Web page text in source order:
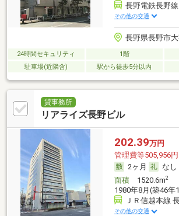
長野電鉄長野
その他の交通
長野県長野市
24時間セキュリティ 1階
駐車場(近隣含)
駅から徒歩5分以内
貸事務所
リアライズ長野ビル
202.39万円
管理費等505,956円
2ヶ月
なし
面積1520.6m2
1980年8月(築46年
ＪＲ信越本線
その他の交通